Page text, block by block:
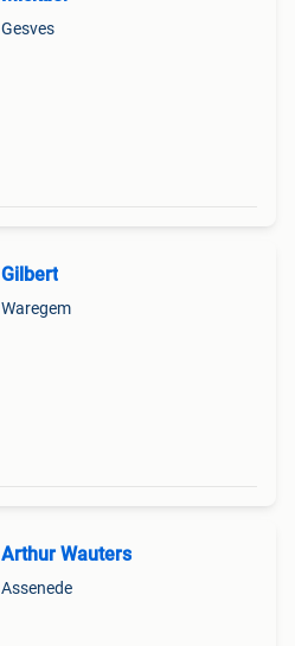
Gesves
Gilbert
Waregem
Arthur Wauters
Assenede